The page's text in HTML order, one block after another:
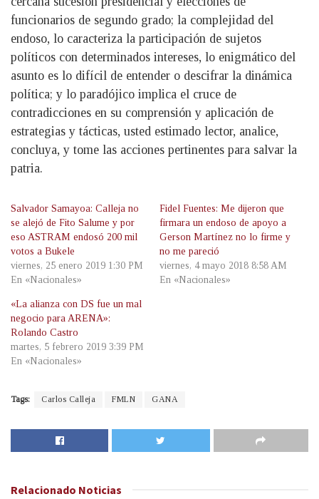
funcionarios de segundo grado; la complejidad del
endoso, lo caracteriza la participación de sujetos
políticos con determinados intereses, lo enigmático del
asunto es lo difícil de entender o descifrar la dinámica
política; y lo paradójico implica el cruce de
contradicciones en su comprensión y aplicación de
estrategias y tácticas, usted estimado lector, analice,
concluya, y tome las acciones pertinentes para salvar la
patria.
Salvador Samayoa: Calleja no
se alejó de Fito Salume y por
eso ASTRAM endosó 200 mil
votos a Bukele
viernes, 25 enero 2019 1:30 PM
En «Nacionales»
Fidel Fuentes: Me dijeron que
firmara un endoso de apoyo a
Gerson Martínez no lo firme y
no me pareció
viernes, 4 mayo 2018 8:58 AM
En «Nacionales»
«La alianza con DS fue un mal
negocio para ARENA»:
Rolando Castro
martes, 5 febrero 2019 3:39 PM
En «Nacionales»
Tags: Carlos Calleja FMLN GANA
Relacionado Noticias